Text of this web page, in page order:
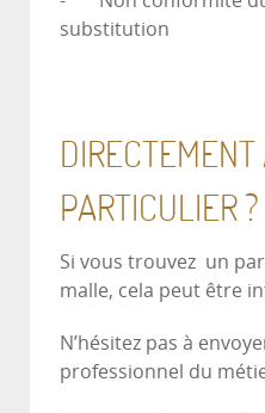
substitution
PARTICULIER ?
Si vous trouvez un
malle, cela peut être
N’hésitez pas à
professionnel du